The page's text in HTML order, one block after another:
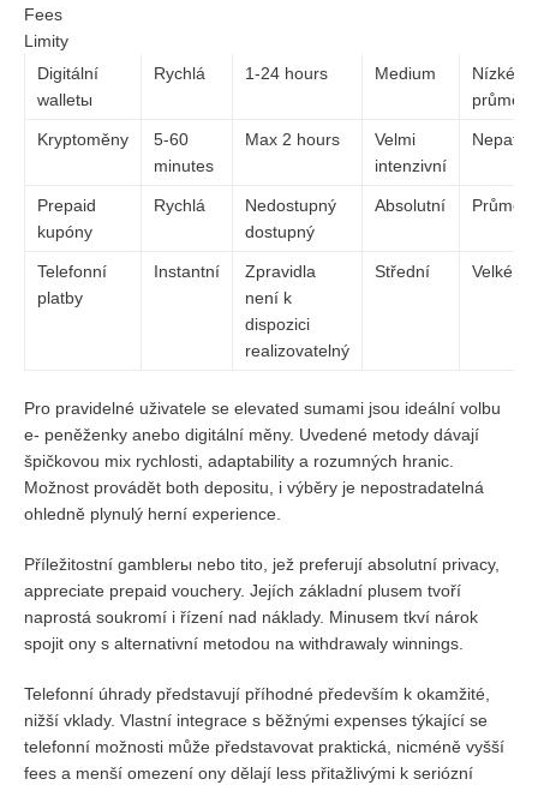
Fees
Limity
Digitální
walletы
Rychlá 1-24 hours Medium
Nízké až
Kryptoměny
5-60
minutes
Max 2 hours
Velmi
intenzivní
Prepaid
kupóny
Rychlá
Nedostupný
dostupný
Absolutní
Telefonní
platby
Instantní
Zpravidla
není k
dispozici
realizovatelný
Střední Velké
Pro pravidelné uživatele se elevated sumami jsou ideální volbu
e- peněženky anebo digitální měny. Uvedené metody dávají
špičkovou mix rychlosti, adaptability a rozumných hranic.
Možnost provádět both depositu, i výběry je nepostradatelná
ohledně plynulý herní experience.
Příležitostní gamblerы nebo tito, jež preferují absolutní privacy,
appreciate prepaid vouchery. Jejích základní plusem tvoří
naprostá soukromí i řízení nad náklady. Minusem tkví nárok
spojit ony s alternativní metodou na withdrawaly winnings.
Telefonní úhrady představují příhodné především k okamžité,
nižší vklady. Vlastní integrace s běžnými expenses týkající se
telefonní možnosti může představovat praktická, nicméně vyšší
fees a menší omezení ony dělají less přitažlivými k seriózní